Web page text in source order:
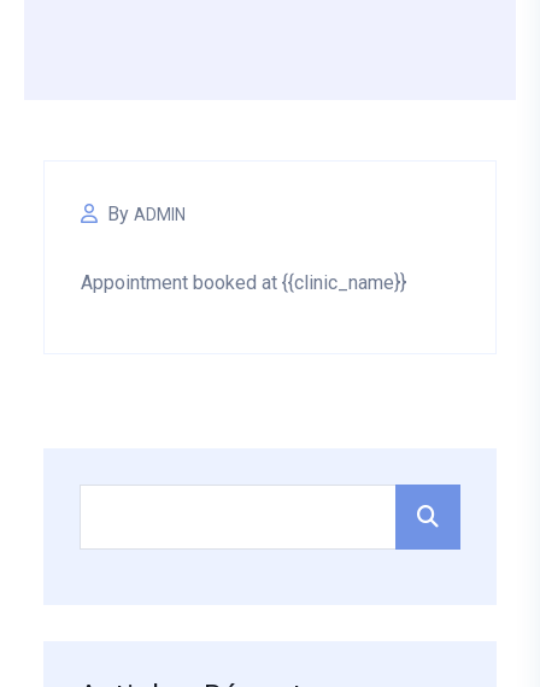
By ADMIN
Appointment booked at {{clinic_name}}